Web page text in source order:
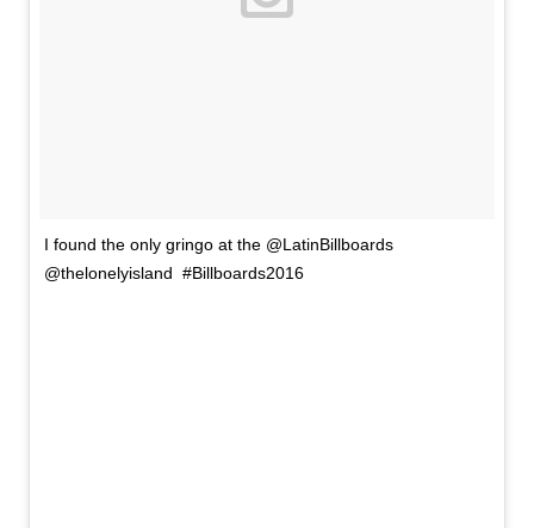
I found the only gringo at the @LatinBillboards
@thelonelyisland #Billboards2016